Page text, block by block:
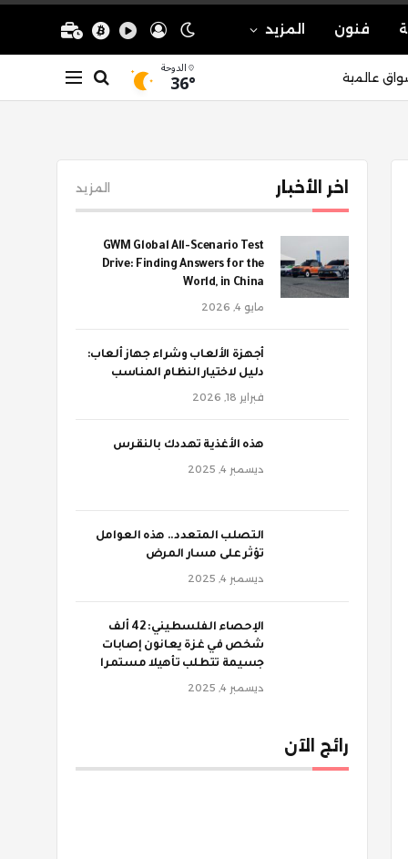
فنون المزيد
عالمية الدوحة
36°
اخر الأخبار المزيد
GWM Global All-Scenario Test
Drive: Finding Answers for the
World, in China
مايو 4, 2026
أجهزة الألعاب وشراء جهاز ألعاب:
دليل لاختيار النظام المناسب
فبراير 18, 2026
‫هذه الأغذية تهددك بالنقرس
ديسمبر 4, 2025
‫التصلب المتعدد.. هذه العوامل
تؤثر على مسار المرض
ديسمبر 4, 2025
الإحصاء الفلسطيني: 42 ألف
شخص في غزة يعانون إصابات
جسيمة تتطلب تأهيلا مستمرا
ديسمبر 4, 2025
رائج الآن